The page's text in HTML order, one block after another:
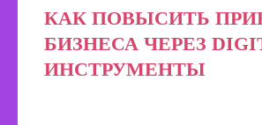
КАК ПОВЫСИТЬ
БИЗНЕСА ЧЕРЕЗ
ИНСТРУМЕНТЫ